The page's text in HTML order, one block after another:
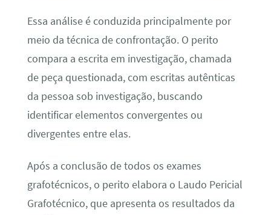
Essa análise é conduzida principalmente por
meio da técnica de confrontação. O perito
compara a escrita em investigação, chamada
de peça questionada, com escritas autênticas
da pessoa sob investigação, buscando
identificar elementos convergentes ou
divergentes entre elas.
Após a conclusão de todos os exames
grafotécnicos, o perito elabora o Laudo Pericial
Grafotécnico, que apresenta os resultados da